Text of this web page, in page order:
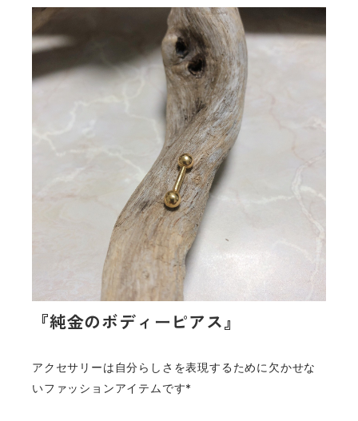
『純金のボディーピアス』
アクセサリーは自分らしさを表現するために欠かせな
いファッションアイテムです*